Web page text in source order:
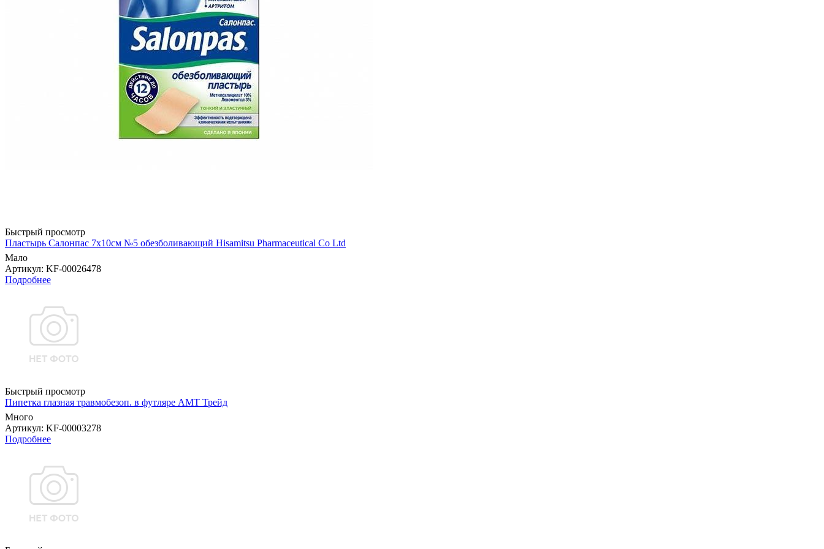
Быстрый просмотр
Пластырь Салонпас 7х10см №5 обезболивающий Hisamitsu Pharmaceutical Co Ltd
Мало
Артикул: KF-00026478
Подробнее
Быстрый просмотр
Пипетка глазная травмобезоп. в футляре АМТ Трейд
Много
Артикул: KF-00003278
Подробнее